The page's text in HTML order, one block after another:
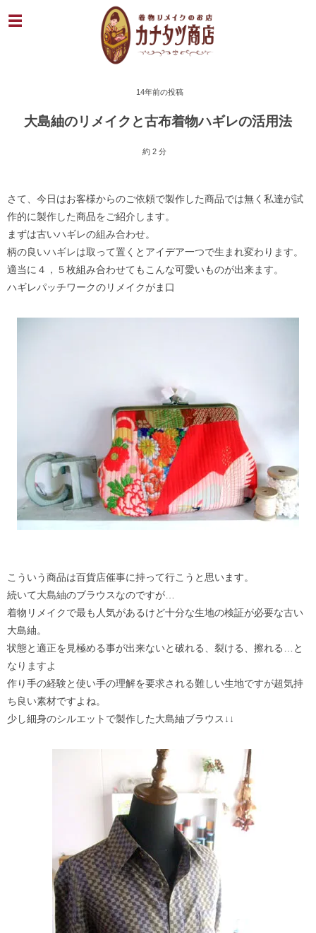
14年前の投稿
大島紬のリメイクと古布着物ハギレの活用法
約 2 分
さて、今日はお客様からのご依頼で製作した商品では無く私達が試
作的に製作した商品をご紹介します。
まずは古いハギレの組み合わせ。
柄の良いハギレは取って置くとアイデア一つで生まれ変わります。
適当に４，５枚組み合わせてもこんな可愛いものが出来ます。
ハギレパッチワークのリメイクがま口
こういう商品は百貨店催事に持って行こうと思います。
続いて大島紬のブラウスなのですが…
着物リメイクで最も人気があるけど十分な生地の検証が必要な古い
大島紬。
状態と適正を見極める事が出来ないと破れる、裂ける、擦れる…と
なりますよ
作り手の経験と使い手の理解を要求される難しい生地ですが超気持
ち良い素材ですよね。
少し細身のシルエットで製作した大島紬ブラウス↓↓